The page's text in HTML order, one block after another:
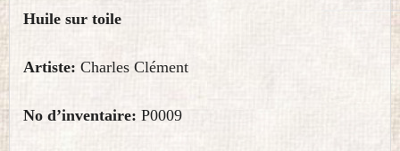
Huile sur toile
Artiste: Charles Clément
No d’inventaire: P0009